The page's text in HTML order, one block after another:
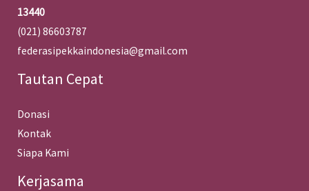
13440
(021) 86603787
federasipekkaindonesia@gmail.com
Tautan Cepat
Donasi
Kontak
Siapa Kami
Kerjasama